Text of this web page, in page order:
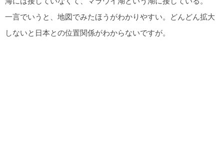
一言でいうと、地図でみたほうがわかりやすい。どんどん拡大
しないと日本との位置関係がわからないですが。